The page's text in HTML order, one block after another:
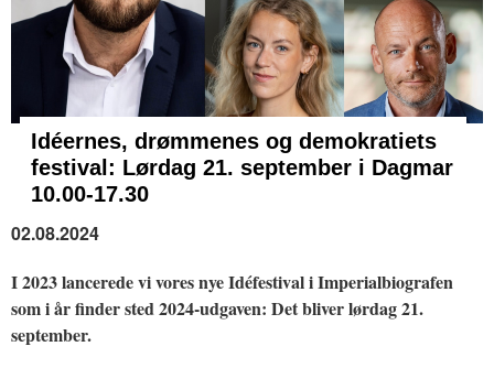
Idéernes, drømmenes og demokratiets
festival: Lørdag 21. september i Dagmar
10.00-17.30
02.08.2024
I 2023 lancerede vi vores nye Idéfestival i Imperialbiografen
som i år finder sted 2024-udgaven: Det bliver lørdag 21.
september.